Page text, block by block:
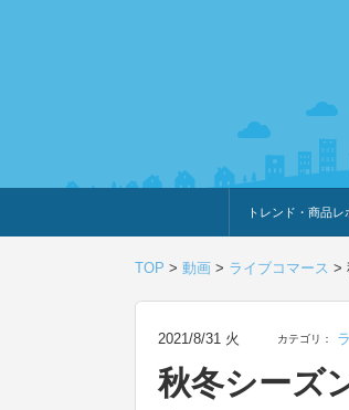
トレンド・商品レ
トレンド・特集
人気ランキング
出展企業のおすす
商品体験・レビュ
暮らしの提案
TOP > 動画 > ライブコマース >
2021/8/31 火 カテゴリ：
秋冬シーズ